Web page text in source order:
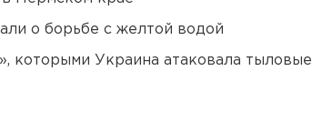
о борьбе с желтой водой
которыми Украина атаковала тыловые